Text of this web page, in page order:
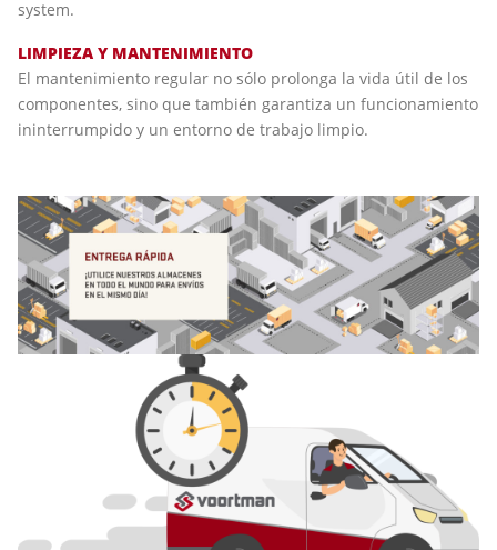
system.
LIMPIEZA Y MANTENIMIENTO
El mantenimiento regular no sólo prolonga la vida útil de los
componentes, sino que también garantiza un funcionamiento
ininterrumpido y un entorno de trabajo limpio.